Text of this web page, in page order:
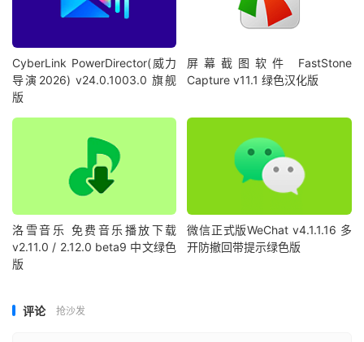
CyberLink PowerDirector(威力
导演2026) v24.0.1003.0 旗舰
版
屏幕截图软件 FastStone
Capture v11.1 绿色汉化版
洛雪音乐 免费音乐播放下载
v2.11.0 / 2.12.0 beta9 中文绿色
版
微信正式版WeChat v4.1.1.16 多
开防撤回带提示绿色版
评论 抢沙发